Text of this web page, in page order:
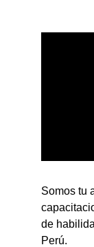
Somos tu
de
Perú.